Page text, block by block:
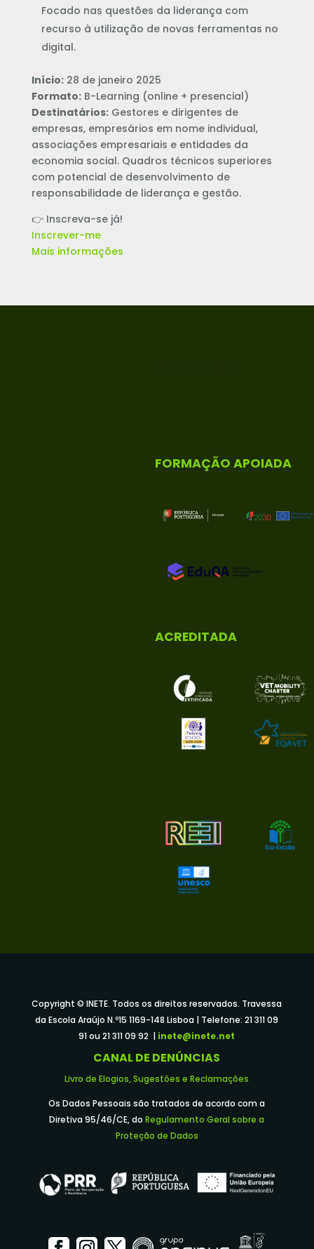
Focado nas questões da liderança com
recurso à utilização de novas ferramentas no
digital.
Início:28 de janeiro 2025
Formato:B-Learning (online + presencial)
Destinatários:Gestores e dirigentes de
empresas, empresários em nome individual,
associações empresariais e entidades da
economia social. Quadros técnicos superiores
com potencial de desenvolvimento de
responsabilidade de liderança e gestão.
👉 Inscreva-se já!
Inscrever-me
Mais informações
FORMAÇÃO APOIADA
ACREDITADA
Copyright © INETE. Todos os direitos reservados. Travessa
da Escola Araújo N.º15 1169-148 Lisboa | Telefone: 21 311 09
91 ou 21 311 09 92 | inete@inete.net
CANAL DE DENÚNCIAS
Livro de Elogios, Sugestões e Reclamações
Os Dados Pessoais são tratados de acordo com a
Diretiva 95/46/CE, doRegulamento Geral sobre a
Proteção de Dados